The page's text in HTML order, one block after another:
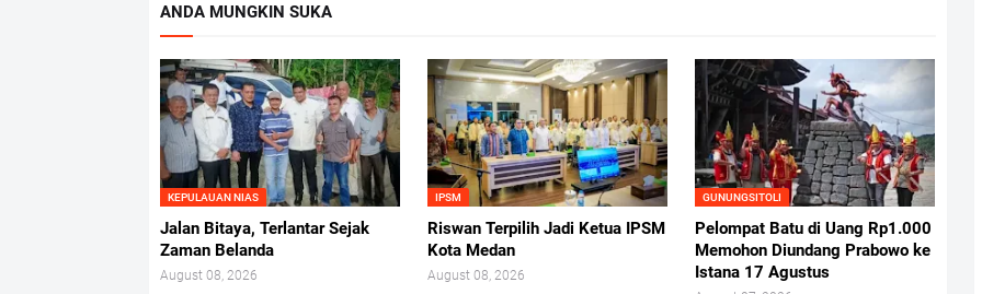
ANDA MUNGKIN SUKA
KEPULAUAN NIAS
Jalan Bitaya, Terlantar Sejak
Zaman Belanda
August 08, 2026
IPSM
Riswan Terpilih Jadi Ketua IPSM
Kota Medan
August 08, 2026
GUNUNGSITOLI
Pelompat Batu di Uang Rp1.000
Memohon Diundang Prabowo ke
Istana 17 Agustus